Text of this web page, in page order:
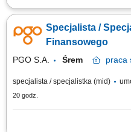
KONTEKST STANOWISKA
miesięcznego zamknięcia
kosztów produkcji. Osoba na tym
Specjalista /
Finansowego
PGO S.A. Śrem praca
specjalista / specjalistka (mid)
20 godz.